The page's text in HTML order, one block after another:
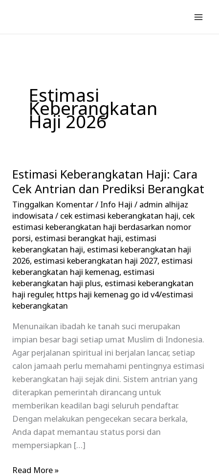
konten
Estimasi
Keberangkatan
Haji 2026
Estimasi Keberangkatan Haji: Cara
Cek Antrian dan Prediksi Berangkat
Tinggalkan Komentar/ Info Haji / admin alhijaz
indowisata/ cek estimasi keberangkatan haji, cek
estimasi keberangkatan haji berdasarkan nomor
porsi, estimasi berangkat haji, estimasi
keberangkatan haji, estimasi keberangkatan haji
2026, estimasi keberangkatan haji 2027, estimasi
keberangkatan haji kemenag, estimasi
keberangkatan haji plus, estimasi keberangkatan
haji reguler, https haji kemenag go id v4/estimasi
keberangkatan
Menunaikan ibadah ke tanah suci merupakan
impian besar bagi setiap umat Muslim di Indonesia.
Agar perjalanan spiritual ini berjalan lancar, setiap
calon jamaah perlu memahami pentingnya estimasi
keberangkatan haji sejak dini. Sistem antrian yang
diterapkan pemerintah dirancang untuk
memberikan keadilan bagi seluruh pendaftar.
Dengan melakukan pengecekan secara berkala,
Anda dapat memantau status porsi dan
mempersiapkan […]
Estimasi
Keberangkatan
Haji:
Cara
Cek
Antrian
dan
Prediksi
Berangkat
Read More »